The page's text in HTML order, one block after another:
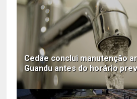
Cedae conclui manutenção
Guandu antes do horário